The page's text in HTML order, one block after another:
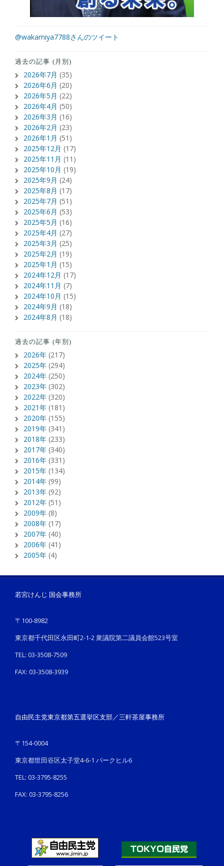
@wakamiya7788さんのツイート
過去の記事 (月別)
2026年7月 (35)
2026年6月 (20)
2026年5月 (22)
2026年4月 (50)
2026年3月 (16)
2026年2月 (23)
2026年1月 (51)
2025年12月 (17)
2025年11月 (11)
2025年10月 (19)
2025年9月 (24)
2025年8月 (17)
2025年7月 (51)
2025年6月 (53)
2025年5月 (16)
2025年4月 (27)
2025年3月 (25)
2025年2月 (19)
2025年1月 (15)
2024年12月 (17)
2024年11月 (7)
2024年10月 (15)
2024年9月 (18)
2024年8月 (18)
過去の記事 (年別)
2026年 (217)
2025年 (294)
2024年 (250)
2023年 (302)
2022年 (320)
2021年 (181)
2020年 (155)
2019年 (341)
2018年 (233)
2017年 (340)
2016年 (331)
2015年 (134)
2014年 (99)
2013年 (92)
2012年 (51)
2009年 (8)
2008年 (17)
2007年 (40)
2006年 (41)
2005年 (4)
若宮けんじ 国会事務所
〒100-8982
東京都千代田区永田町2-1-2 衆議院第二議員会館523号室
TEL: 03-3508-7509
FAX: 03-3508-3939
自由民主党東京都第五選挙区支部／三軒茶屋事務所
〒154-0004
東京都世田谷区太子堂4-6-1 パークヒル6
TEL: 03-3795-8255
FAX: 03-3795-8256